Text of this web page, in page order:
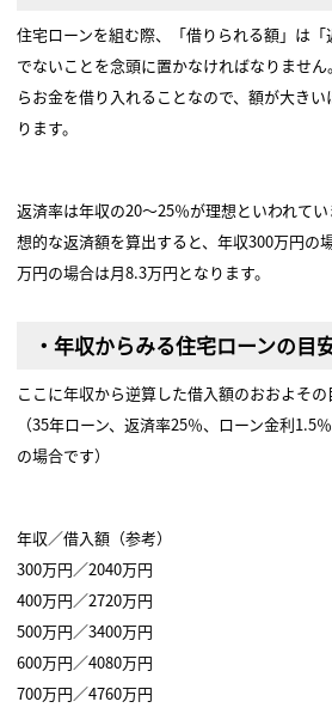
住宅ローンを組む際、「借りられる額」は
でないことを念頭に置かなければなりませ
らお金を借り入れることなので、額が大き
ります。
返済率は年収の20～25％が理想といわれて
想的な返済額を算出すると、年収300万円の
万円の場合は月8.3万円となります。
・年収からみる住宅ローンの目
ここに年収から逆算した借入額のおおよその
（35年ローン、返済率25％、ローン金利1.5
の場合です）
年収／借入額（参考）
300万円／2040万円
400万円／2720万円
500万円／3400万円
600万円／4080万円
700万円／4760万円